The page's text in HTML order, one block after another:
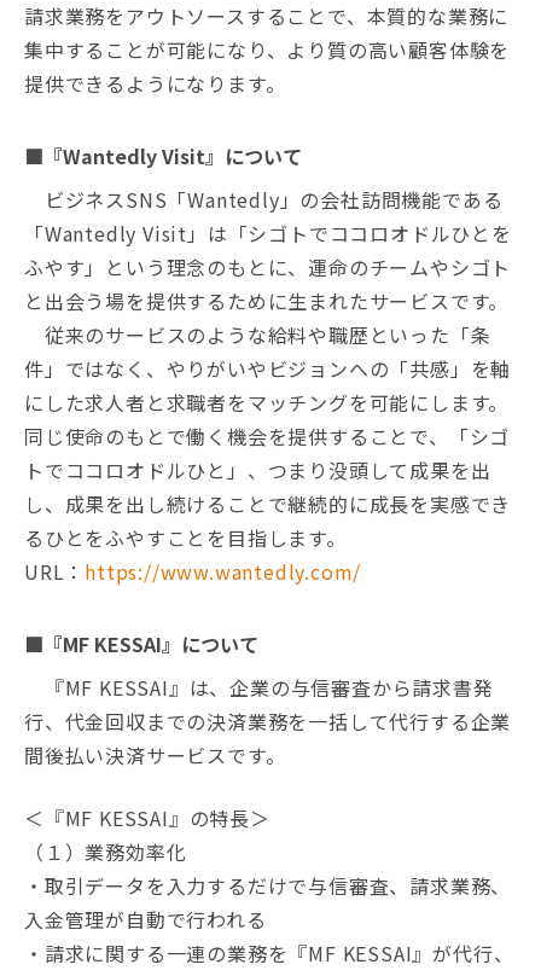
請求業務をアウトソースすることで、本質的な業務に
集中することが可能になり、より質の高い顧客体験を
提供できるようになります。
■『Wantedly Visit』について
ビジネスSNS「Wantedly」の会社訪問機能である
「Wantedly Visit」は「シゴトでココロオドルひとを
ふやす」という理念のもとに、運命のチームやシゴト
と出会う場を提供するために生まれたサービスです。
従来のサービスのような給料や職歴といった「条
件」ではなく、やりがいやビジョンへの「共感」を軸
にした求人者と求職者をマッチングを可能にします。
同じ使命のもとで働く機会を提供することで、「シゴ
トでココロオドルひと」、つまり没頭して成果を出
し、成果を出し続けることで継続的に成長を実感でき
るひとをふやすことを目指します。
URL： https://www.wantedly.com/
■『MF KESSAI』について
『MF KESSAI』は、企業の与信審査から請求書発
行、代金回収までの決済業務を一括して代行する企業
間後払い決済サービスです。
＜『MF KESSAI』の特長＞
（１）業務効率化
・取引データを入力するだけで与信審査、請求業務、
入金管理が自動で行われる
・請求に関する一連の業務を『MF KESSAI』が代行、